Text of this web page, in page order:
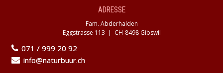
ADRESSE
Fam. Abderhalden
Eggstrasse 113 | CH-8498 Gibswil
071 / 999 20 92
info@naturbuur.ch